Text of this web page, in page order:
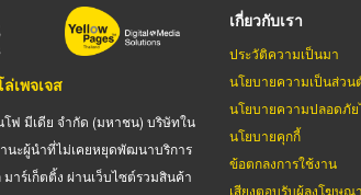
เพจเจส
โฟ มีเดีย จำกัด (มหาชน) บริษัทใน
านะผู้นำที่ไม่เคยหยุดพัฒนาบริการ
าร์เก็ตติ้ง ผ่านเว็บไซต์รวมสินค้า
เกี่ยวกับเรา
ประวัติความเป็นมา
นโยบายความเป็นส่วน
นโยบายความปลอดภัย
นโยบายคุกกี้
ข้อตกลงการใช้งาน
เสียงตอบรับผู้ลงโฆษณา